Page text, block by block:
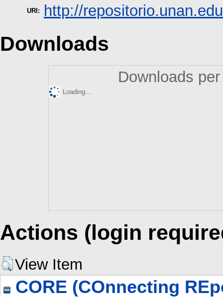
URI: http://
Downloads
Downloads
Loading...
Actions (login
View Item
CORE (COnnecting